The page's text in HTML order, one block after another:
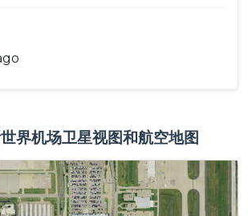
界机场卫星视图和航空地图